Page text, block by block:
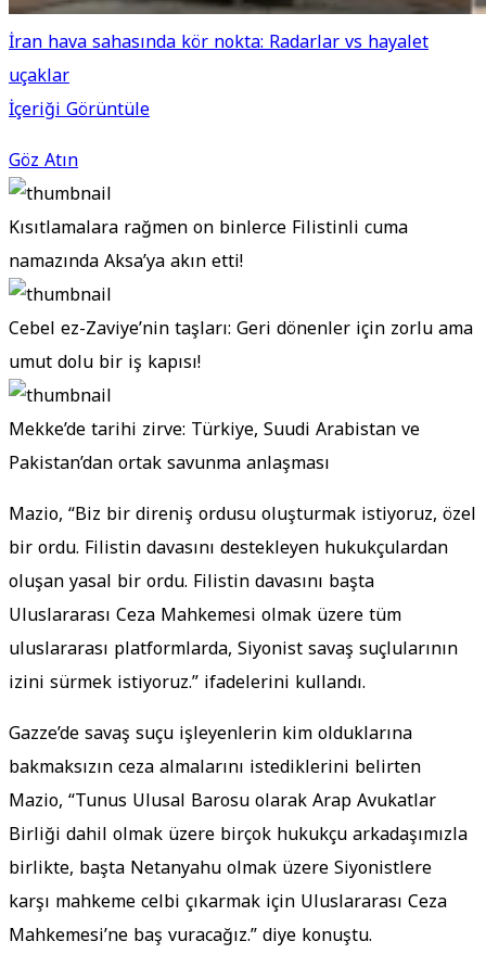
İran hava sahasında kör nokta: Radarlar vs hayalet
uçaklar
İçeriği Görüntüle
Göz Atın
Kısıtlamalara rağmen on binlerce Filistinli cuma
namazında Aksa’ya akın etti!
Cebel ez-Zaviye’nin taşları: Geri dönenler için zorlu ama
umut dolu bir iş kapısı!
Mekke’de tarihi zirve: Türkiye, Suudi Arabistan ve
Pakistan’dan ortak savunma anlaşması
Mazio, “Biz bir direniş ordusu oluşturmak istiyoruz, özel
bir ordu. Filistin davasını destekleyen hukukçulardan
oluşan yasal bir ordu. Filistin davasını başta
Uluslararası Ceza Mahkemesi olmak üzere tüm
uluslararası platformlarda, Siyonist savaş suçlularının
izini sürmek istiyoruz.” ifadelerini kullandı.
Gazze’de savaş suçu işleyenlerin kim olduklarına
bakmaksızın ceza almalarını istediklerini belirten
Mazio, “Tunus Ulusal Barosu olarak Arap Avukatlar
Birliği dahil olmak üzere birçok hukukçu arkadaşımızla
birlikte, başta Netanyahu olmak üzere Siyonistlere
karşı mahkeme celbi çıkarmak için Uluslararası Ceza
Mahkemesi’ne baş vuracağız.” diye konuştu.